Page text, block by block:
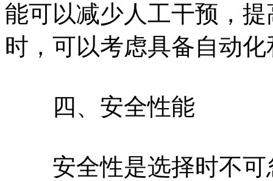
能可以减少人工干预，
时，可以考虑具备自动
四、安全性能
安全性是选择时不可